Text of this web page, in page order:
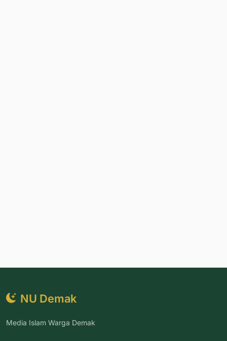
NU Demak
Media Islam Warga Demak